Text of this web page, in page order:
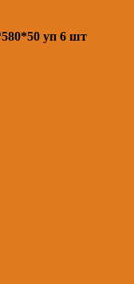
уп 6 шт